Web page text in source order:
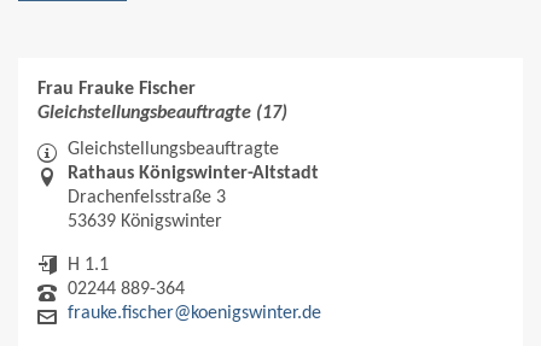
Frau Frauke Fischer
Gleichstellungsbeauftragte (17)
Gleichstellungsbeauftragte
Rathaus Königswinter-Altstadt
Drachenfelsstraße 3
53639 Königswinter
H 1.1
02244 889-364
frauke.fischer@koenigswinter.de